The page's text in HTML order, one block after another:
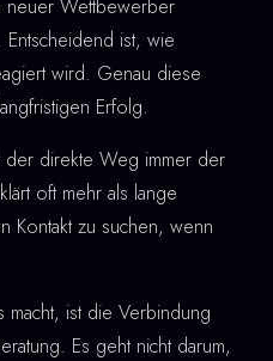
neuer Wettbewerber
ist, wie
wird. Genau diese
Erfolg.
der direkte Weg immer der
oft mehr als lange
zu suchen, wenn
ist die Verbindung
Es geht nicht darum,